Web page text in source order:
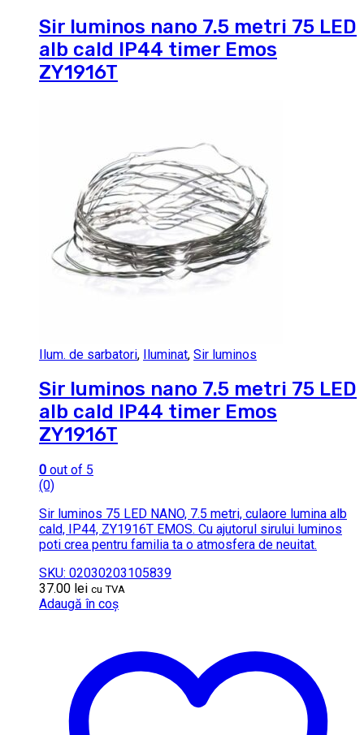
Sir luminos nano 7.5 metri 75 LED
alb cald IP44 timer Emos
ZY1916T
Ilum. de sarbatori, Iluminat, Sir luminos
Sir luminos nano 7.5 metri 75 LED
alb cald IP44 timer Emos
ZY1916T
0 out of 5
(0)
Sir luminos 75 LED NANO, 7.5 metri, culaore lumina alb
cald, IP44, ZY1916T EMOS. Cu ajutorul sirului luminos
poti crea pentru familia ta o atmosfera de neuitat.
SKU: 02030203105839
37.00 lei cu TVA
Adaugă în coș